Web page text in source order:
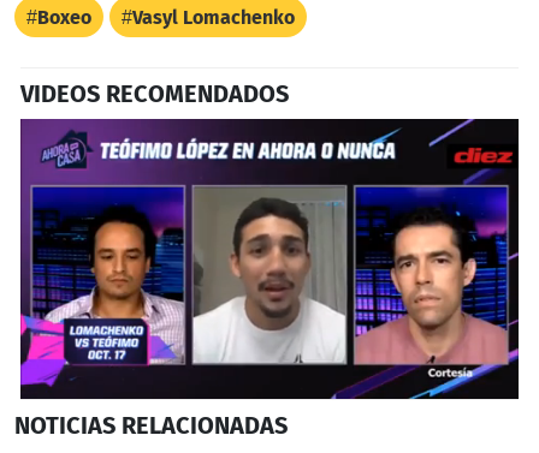
Boxeo Vasyl Lomachenko
VIDEOS RECOMENDADOS
seconds
NOTICIAS RELACIONADAS